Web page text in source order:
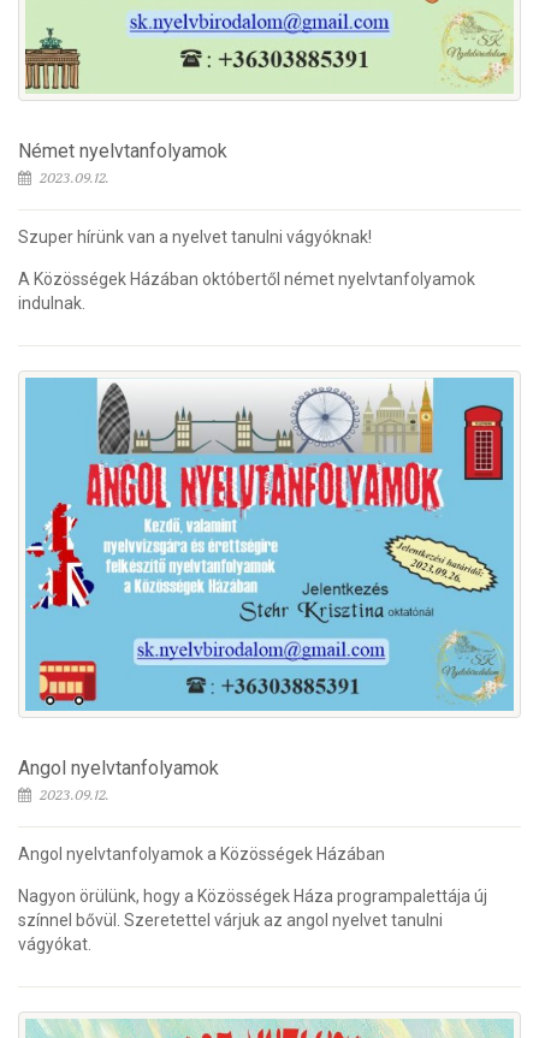
Német nyelvtanfolyamok
2023.09.12.
Szuper hírünk van a nyelvet tanulni vágyóknak!
A Közösségek Házában októbertől német nyelvtanfolyamok
indulnak.
Angol nyelvtanfolyamok
2023.09.12.
Angol nyelvtanfolyamok a Közösségek Házában
Nagyon örülünk, hogy a Közösségek Háza programpalettája új
színnel bővül. Szeretettel várjuk az angol nyelvet tanulni
vágyókat.